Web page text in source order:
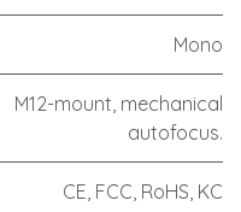
Mono
M12-mount, mechanical
autofocus.
CE, FCC, RoHS, KC